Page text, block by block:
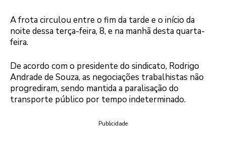
A frota circulou entre o fim da tarde e o início da
noite dessa terça-feira, 8, e na manhã desta quarta-
feira.
De acordo com o presidente do sindicato, Rodrigo
Andrade de Souza, as negociações trabalhistas não
progrediram, sendo mantida a paralisação do
transporte público por tempo indeterminado.
Publicidade